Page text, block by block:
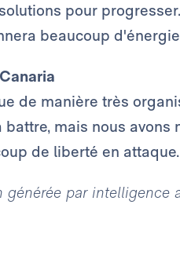
pour
beaucoup
de manière très
mais nous avons
de liberté en
générée par